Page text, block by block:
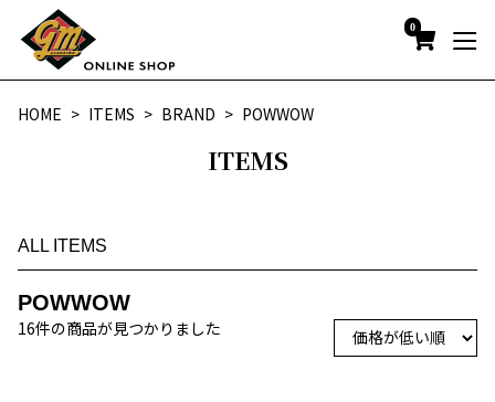
0
HOME ITEMS BRAND POWWOW
ITEMS
ALL ITEMS
POWWOW
16件の商品が見つかりました